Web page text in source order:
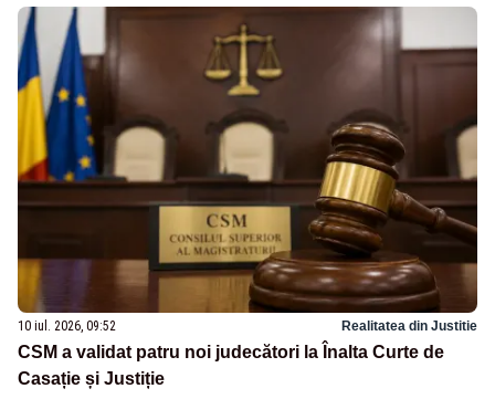
10 iul. 2026, 09:52 Realitatea din Justitie
CSM a validat patru noi judecători la Înalta Curte de
Casație și Justiție